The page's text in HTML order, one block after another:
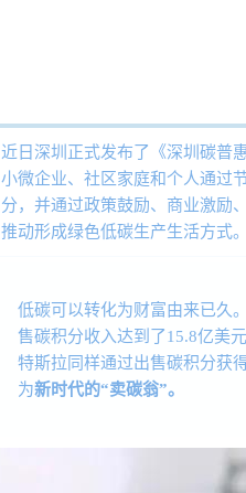
近日深圳正式发布了《深圳碳普
小微企业、社区家庭和个人通过
分，并通过政策鼓励、商业激励
推动形成绿色低碳生产生活方式
低碳可以转化为财富由来已久
售碳积分收入达到了15.8亿美
特斯拉同样通过出售碳积分获
为新时代的“卖碳翁”。